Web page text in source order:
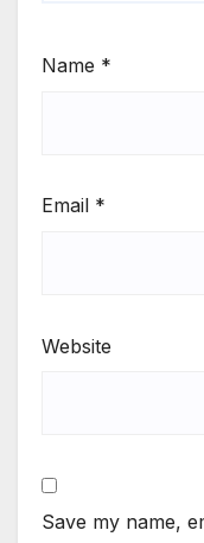
Name *
Email *
Website
Save my name,